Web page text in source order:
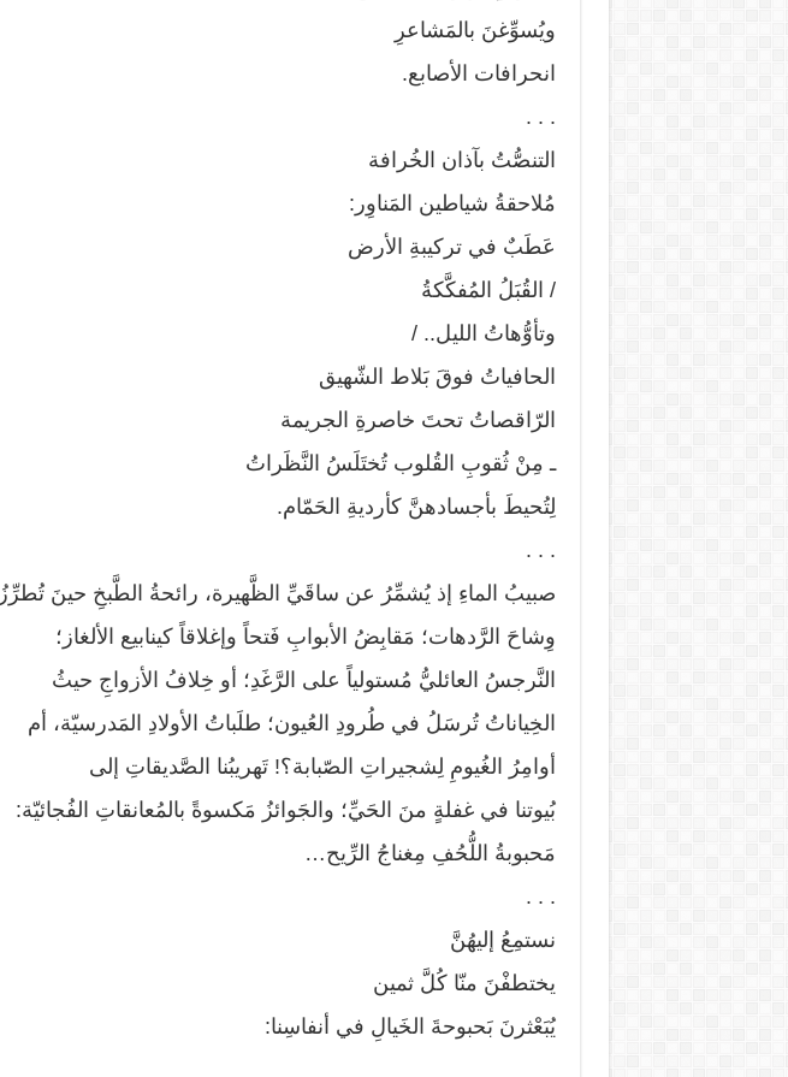
ويُسوِّغنَ بالمَشاعرِ
انحرافات الأصابع.
. . .
التنصُّتُ بآذان الخُرافة
مُلاحقةُ شياطين المَناوِر:
عَطَبٌ في تركيبةِ الأرض
/ القُبَلُ المُفكَّكةُ
وتأوُّهاتُ الليل.. /
الحافياتُ فوقَ بَلاط الشّهيق
الرّاقصاتُ تحتَ خاصرةِ الجريمة
ـ مِنْ ثُقوبِ القُلوب تُختَلَسُ النَّظَراتُ
لِتُحيطَ بأجسادهنَّ كأرديةِ الحَمّام.
. . .
صبيبُ الماءِ إذ يُشمِّرُ عن ساقَيِّ الظَّهيرة، رائحةُ الطَّبخِ حينَ تُطرِّزُ
وِشاحَ الرَّدهات؛ مَقابِضُ الأبوابِ فَتحاً وإغلاقاً كينابيع الألغاز؛
النَّرجسُ العائليُّ مُستولياً على الرَّغَدِ؛ أو خِلافُ الأزواجِ حيثُ
الخِياناتُ تُرسَلُ في طُرودِ العُيون؛ طلَباتُ الأولادِ المَدرسيّة، أم
أوامِرُ الغُيومِ لِشجيراتِ الصّبابة؟! تَهريبُنا الصَّديقاتِ إلى
بُيوتنا في غفلةٍ منَ الحَيِّ؛ والجَوائزُ مَكسوةً بالمُعانقاتِ الفُجائيّة:
مَحبوبةُ اللُّحُفِ مِغناجُ الرِّيح…
. . .
نستمِعُ إليهُنَّ
يختطفْنَ منّا كُلَّ ثمين
يُبَعْثرنَ بَحبوحةَ الخَيالِ في أنفاسِنا: